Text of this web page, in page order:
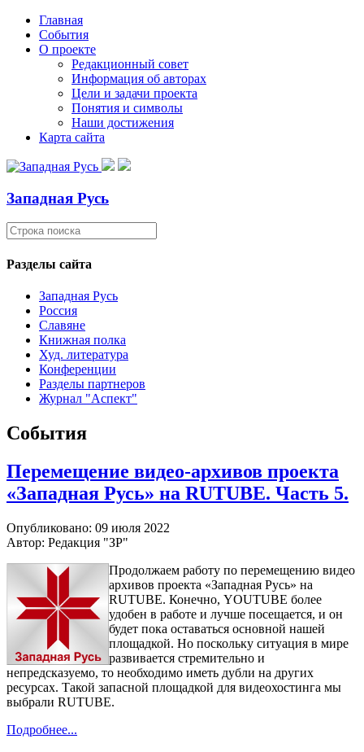
Главная
События
О проекте
Редакционный совет
Информация об авторах
Цели и задачи проекта
Понятия и символы
Наши достижения
Карта сайта
Западная Русь
Разделы сайта
Западная Русь
Россия
Славяне
Книжная полка
Худ. литература
Конференции
Разделы партнеров
Журнал "Аспект"
События
Перемещение видео-архивов проекта
«Западная Русь» на RUTUBE. Часть 5.
Опубликовано: 09 июля 2022
Автор: Редакция "ЗР"
Продолжаем работу по перемещению видео
архивов проекта «Западная Русь» на
RUTUBE. Конечно, YOUTUBE более
удобен в работе и лучше посещается, и он
будет пока оставаться основной нашей
площадкой. Но поскольку ситуация в мире
развивается стремительно и
непредсказуемо, то необходимо иметь дубли на других
ресурсах. Такой запасной площадкой для видеохостинга мы
выбрали RUTUBE.
Подробнее...